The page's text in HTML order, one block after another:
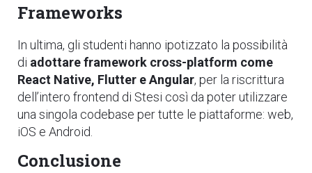
Frameworks
In ultima, gli studenti hanno ipotizzato la possibilità
di adottare framework cross-platform come
React Native, Flutter e Angular, per la riscrittura
dell’intero frontend di Stesi così da poter utilizzare
una singola codebase per tutte le piattaforme: web,
iOS e Android.
Conclusione